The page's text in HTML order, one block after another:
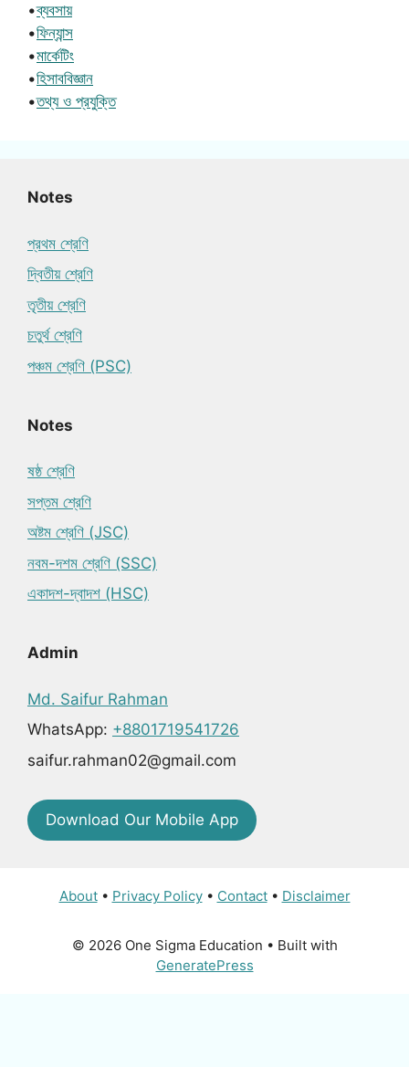
•ব্যবসায়
•ফিন্যান্স
•মার্কেটিং
•হিসাববিজ্ঞান
•তথ্য ও প্রযুক্তি
Notes
প্রথম শ্রেণি
দ্বিতীয় শ্রেণি
তৃতীয় শ্রেণি
চতুর্থ শ্রেণি
পঞ্চম শ্রেণি (PSC)
Notes
ষষ্ঠ শ্রেণি
সপ্তম শ্রেণি
অষ্টম শ্রেণি (JSC)
নবম-দশম শ্রেণি (SSC)
একাদশ-দ্বাদশ (HSC)
Admin
Md. Saifur Rahman
WhatsApp: +8801719541726
saifur.rahman02@gmail.com
Download Our Mobile App
About• Privacy Policy• Contact• Disclaimer
© 2026 One Sigma Education • Built with
GeneratePress